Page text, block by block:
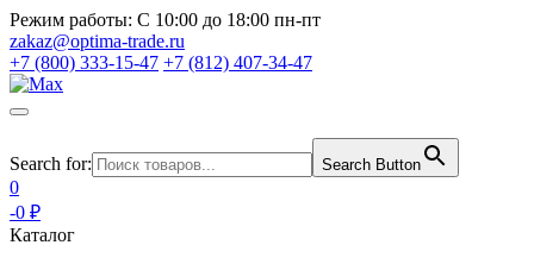
Режим работы: С 10:00 до 18:00 пн-пт
zakaz@optima-trade.ru
+7 (800) 333-15-47 +7 (812) 407-34-47
Search for: Search Button
0
-0 ₽
Каталог